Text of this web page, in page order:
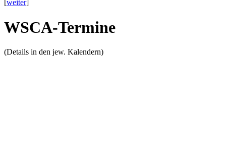
[weiter]
WSCA-Termine
(Details in den jew. Kalendern)